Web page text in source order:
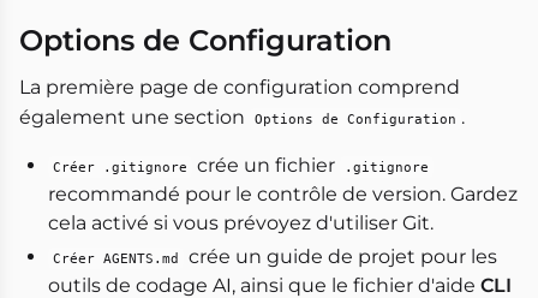
Options de Configuration
La première page de configuration comprend
également une section
Options de Configuration .
Créer .gitignore crée un fichier .gitignore
recommandé pour le contrôle de version. Gardez
cela activé si vous prévoyez d'utiliser Git.
Créer AGENTS.md
crée un guide de projet pour les
outils de codage AI, ainsi que le fichier d'aide CLI